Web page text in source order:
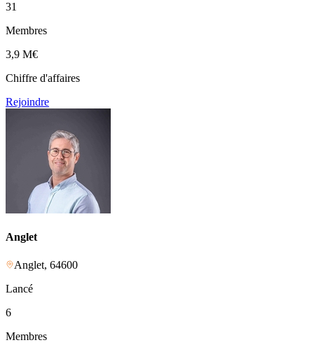
31
Membres
3,9 M€
Chiffre d'affaires
Rejoindre
Anglet
Anglet, 64600
Lancé
6
Membres